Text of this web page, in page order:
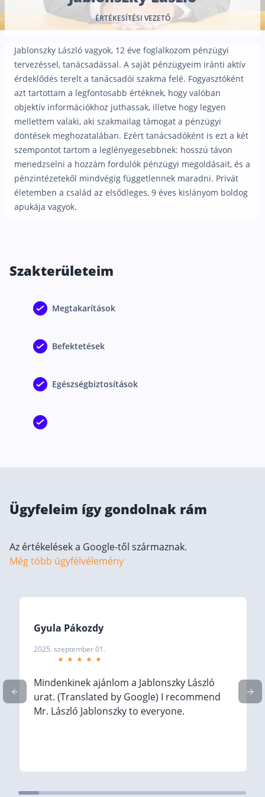
Nyugdíj kisokos – A magyar nyugdíjrendszer
Egyszerű Állami Nyugdíjkalkulátor
Nyugdíjbiztosítás
Nyugdíjbiztosítás vagy NYESZ? Melyik a jobb?
Melyik a legolcsóbb nyugdíjbiztosítás?
Önkéntes nyugdíjpénztár vagy
Nyugdíjbiztosítás adókedvezmény és adójóváírás
KATA Nyugdíj: így használd ki az
Nyugdíjbiztosítás kalkulátor
Nyugdíjbiztosítás hozamok
Balesetbiztosítás
Kockázati életbiztosítás 🛡
Megtakarítással kombinált életbiztosítás
Befektetési egységekhez kötött életbiztosítás
Egészségbiztosítás
Egészségpénztár – Spórolj évi akár 150 ezer
Egészségbiztosítás kalkulátor
Befektetés
Befektetési alapok
TBSZ számla
Gyermek megtakarítás
Babakötvény kisokos 👶
Vállalkozói hitel
ÉRTÉKESÍTÉSI VEZETŐ
Jablonszky László vagyok, 12 éve foglalkozom pénzügyi
tervezéssel, tanácsadással. A saját pénzügyeim iránti aktív
érdeklődés terelt a tanácsadói szakma felé. Fogyasztóként
azt tartottam a legfontosabb értéknek, hogy valóban
objektív információkhoz juthassak, illetve hogy legyen
mellettem valaki, aki szakmailag támogat a pénzügyi
döntések meghozatalában. Ezért tanácsadóként is ezt a két
szempontot tartom a leglényegesebbnek: hosszú távon
menedzselni a hozzám fordulók pénzügyi megoldásait, és a
pénzintézetekől mindvégig függetlennek maradni. Privát
életemben a család az elsődleges, 9 éves kislányom boldog
apukája vagyok.
Szakterületeim
Megtakarítások
Befektetések
Egészségbiztosítások
Ügyfeleim így gondolnak rám
Az értékelések a Google-től származnak.
Még több ügyfélvélemény
Gyula Pákozdy
2025. szeptember 01.
Mindenkinek ajánlom a Jablonszky László
urat. (Translated by Google) I recommend
Mr. László Jablonszky to everyone.